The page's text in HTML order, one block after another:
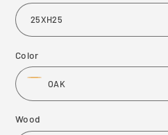
Color
Wood